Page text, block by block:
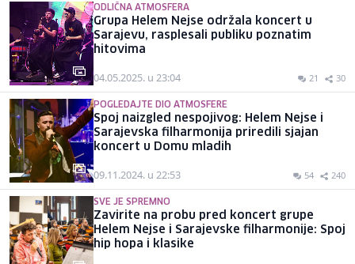
ODLIČNA ATMOSFERA
Grupa Helem Nejse održala koncert u
Sarajevu, rasplesali publiku poznatim
hitovima
04.05.2025. u 23:04 21 30
POGLEDAJTE DIO ATMOSFERE
Spoj naizgled nespojivog: Helem Nejse i
Sarajevska filharmonija priredili sjajan
koncert u Domu mladih
09.11.2024. u 22:53 54 240
SVE JE SPREMNO
Zavirite na probu pred koncert grupe
Helem Nejse i Sarajevske filharmonije: Spoj
hip hopa i klasike